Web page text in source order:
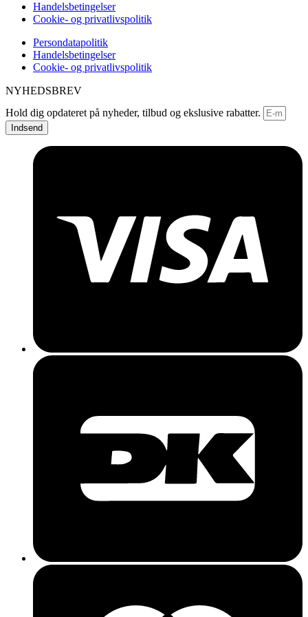
Handelsbetingelser
Cookie- og privatlivspolitik
Persondatapolitik
Handelsbetingelser
Cookie- og privatlivspolitik
NYHEDSBREV
Hold dig opdateret på nyheder, tilbud og ekslusive rabatter.
Indsend